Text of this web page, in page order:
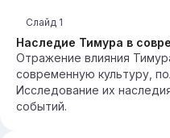
Наследие Тимура в
Слайд 1
Отражение влияния
современную культуру,
Исследование их
событий.